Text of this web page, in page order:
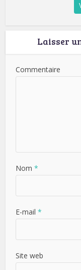
Laisser
Commentaire
Nom*
E-mail*
Site web